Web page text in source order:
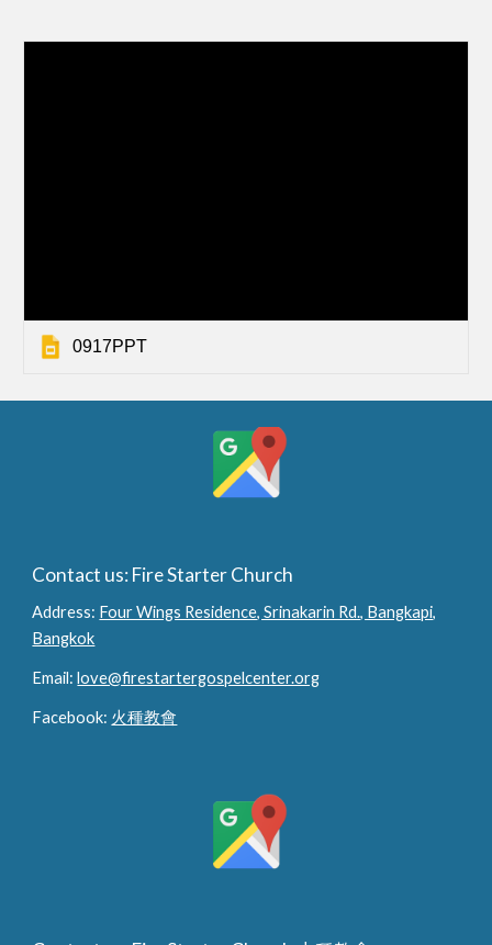
0917PPT
Contact us: Fire Starter Church
Address: Four Wings Residence, Srinakarin Rd., Bangkapi,
Bangkok
Email:love@firestartergospelcenter.org
Facebook: 火種教會